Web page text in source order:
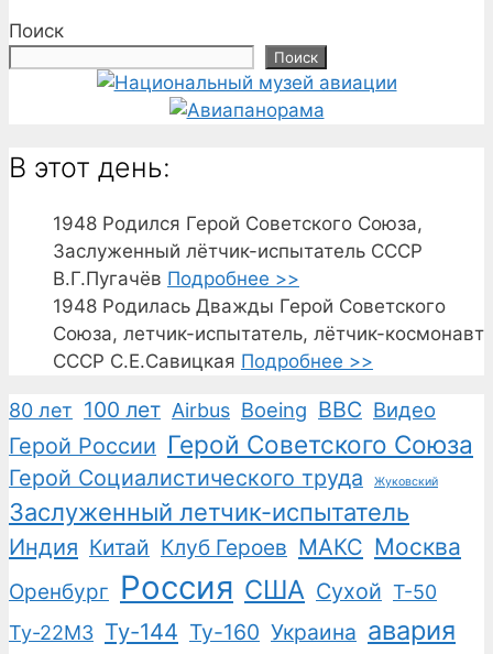
Поиск
Поиск
В этот день:
1948 Родился Герой Советского Союза,
Заслуженный лётчик-испытатель СССР
В.Г.Пугачёв Подробнее >>
1948 Родилась Дважды Герой Советского
Союза, летчик-испытатель, лётчик-космонавт
СССР С.Е.Савицкая Подробнее >>
80 лет 100 лет Airbus Boeing ВВС Видео
Герой России Герой Советского Союза
Герой Социалистического труда Жуковский
Заслуженный летчик-испытатель
Индия Китай Клуб Героев МАКС Москва
Оренбург Россия США Сухой Т-50
Ту-22М3 Ту-144 Ту-160 Украина авария